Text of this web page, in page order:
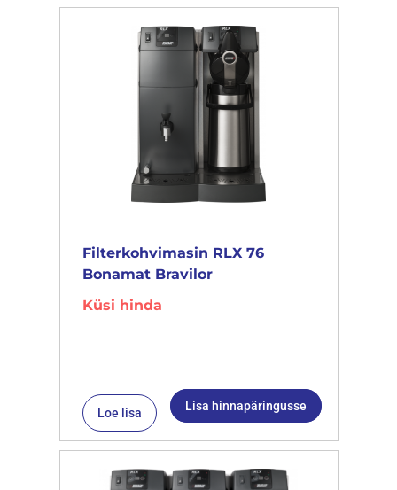
Filterkohvimasin RLX 76
Bonamat Bravilor
Küsi hinda
Loe lisa Lisa hinnapäringusse